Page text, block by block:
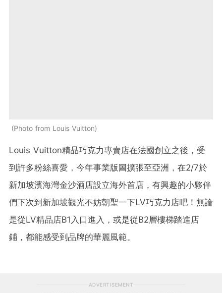
Photo from Louis Vuitton
Louis Vuitton精品巧克力專賣店在法國創立之後，受
到許多粉絲喜愛，今年事業版圖擴張至亞洲，在2/7於
新加坡濱海灣金沙酒店設立海外首店，有興趣的小夥伴
們下次到新加坡觀光不妨朝聖一下LV巧克力店吧！無論
是從LV精品店B1入口進入，或是從B2層樓梯踏進店
鋪，都能感受到品牌的華麗風範。
ADVERTISEMENT